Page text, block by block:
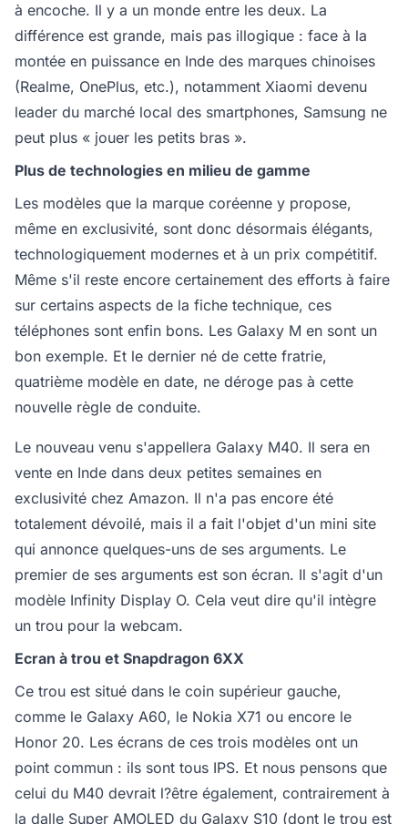
à encoche. Il y a un monde entre les deux. La
différence est grande, mais pas illogique : face à la
montée en puissance en Inde des marques chinoises
(Realme, OnePlus, etc.), notamment Xiaomi devenu
leader du marché local des smartphones, Samsung ne
peut plus « jouer les petits bras ».
Plus de technologies en milieu de gamme
Les modèles que la marque coréenne y propose,
même en exclusivité, sont donc désormais élégants,
technologiquement modernes et à un prix compétitif.
Même s'il reste encore certainement des efforts à faire
sur certains aspects de la fiche technique, ces
téléphones sont enfin bons. Les Galaxy M en sont un
bon exemple. Et le dernier né de cette fratrie,
quatrième modèle en date, ne déroge pas à cette
nouvelle règle de conduite.
Le nouveau venu s'appellera Galaxy M40. Il sera en
vente en Inde dans deux petites semaines en
exclusivité chez Amazon. Il n'a pas encore été
totalement dévoilé, mais il a fait l'objet d'un mini site
qui annonce quelques-uns de ses arguments. Le
premier de ses arguments est son écran. Il s'agit d'un
modèle Infinity Display O. Cela veut dire qu'il intègre
un trou pour la webcam.
Ecran à trou et Snapdragon 6XX
Ce trou est situé dans le coin supérieur gauche,
comme le Galaxy A60, le Nokia X71 ou encore le
Honor 20. Les écrans de ces trois modèles ont un
point commun : ils sont tous IPS. Et nous pensons que
celui du M40 devrait l?être également, contrairement à
la dalle Super AMOLED du Galaxy S10 (dont le trou est